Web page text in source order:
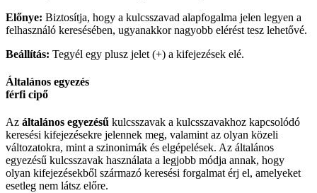
Előnye: Biztosítja, hogy a kulcsszavad alapfogalma jelen legyen a
felhasználó keresésében, ugyanakkor nagyobb elérést tesz lehetővé.
Beállítás: Tegyél egy plusz jelet (+) a kifejezések elé.
Általános egyezés
férfi cipő
Az általános egyezésű kulcsszavak a kulcsszavakhoz kapcsolódó
keresési kifejezésekre jelennek meg, valamint az olyan közeli
változatokra, mint a szinonimák és elgépelések. Az általános
egyezésű kulcsszavak használata a legjobb módja annak, hogy
olyan kifejezésekből származó keresési forgalmat érj el, amelyeket
esetleg nem látsz előre.